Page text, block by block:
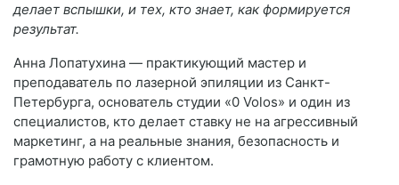
делает вспышки, и тех, кто знает, как формируется
результат.
Анна Лопатухина — практикующий мастер и
преподаватель по лазерной эпиляции из Санкт-
Петербурга, основатель студии «0 Volos» и один из
специалистов, кто делает ставку не на агрессивный
маркетинг, а на реальные знания, безопасность и
грамотную работу с клиентом.